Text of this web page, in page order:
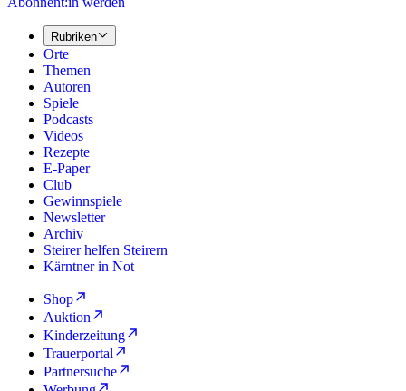
Rubriken
Orte
Themen
Autoren
Spiele
Podcasts
Videos
Rezepte
E-Paper
Club
Gewinnspiele
Newsletter
Archiv
Steirer helfen Steirern
Kärntner in Not
Shop
Auktion
Kinderzeitung
Trauerportal
Partnersuche